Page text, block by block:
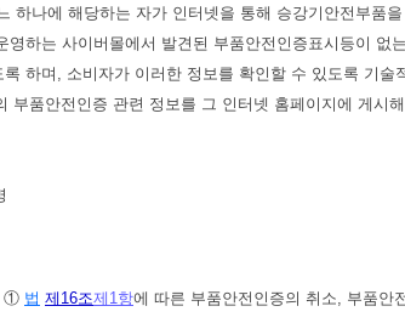
하나에 해당하는 자가 인터넷을 통해 승강기안전부품
영하는 사이버몰에서 발견된 부품안전인증표시등이
하며, 소비자가 이러한 정보를 확인할 수 있도록 기
부품안전인증 관련 정보를 그 인터넷 홈페이지에 게시
① 법 제16조제1항에 따른 부품안전인증의 취소, 부품안